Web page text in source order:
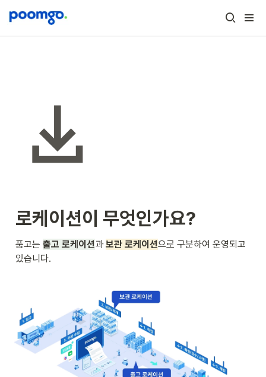
로케이션이 무엇인가요?
품고는 출고 로케이션과 보관 로케이션으로 구분하여 운영되고
있습니다.